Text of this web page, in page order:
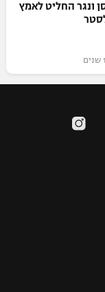
ונגר החליט לאמץ